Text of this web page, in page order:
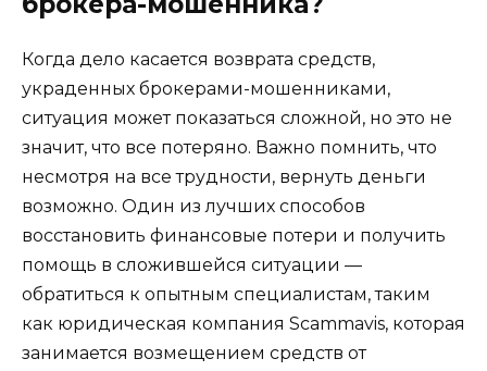
Когда дело касается возврата средств,
украденных брокерами-мошенниками,
ситуация может показаться сложной, но это не
значит, что все потеряно. Важно помнить, что
несмотря на все трудности, вернуть деньги
возможно. Один из лучших способов
восстановить финансовые потери и получить
помощь в сложившейся ситуации —
обратиться к опытным специалистам, таким
как юридическая компания Scammavis, которая
занимается возмещением средств от